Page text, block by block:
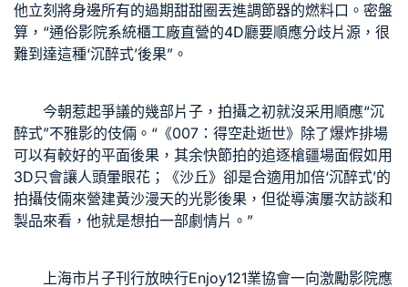
他立刻將身邊所有的過期甜甜圈丟進調節器的燃料口。密盤
算，“通俗影院系統櫃工廠直營的4D廳要順應分歧片源，很
難到達這種‘沉醉式’後果”。
今朝惹起爭議的幾部片子，拍攝之初就沒采用順應“沉
醉式”不雅影的伎倆。“《007：得空赴逝世》除了爆炸排場
可以有較好的平面後果，其余快節拍的追逐槍疆場面假如用
3D只會讓人頭暈眼花；《沙丘》卻是合適用加倍‘沉醉式’的
拍攝伎倆來營建黃沙漫天的光影後果，但從導演屢次訪談和
製品來看，他就是想拍一部劇情片。”
上海市片子刊行放映行Enjoy121業協會一向激勵影院應